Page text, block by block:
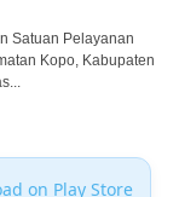
Satuan Pelayanan
Kopo, Kabupaten